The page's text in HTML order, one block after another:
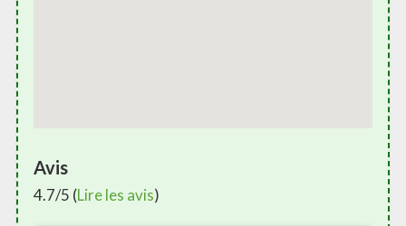
Avis
4.7/5 (Lire les avis)